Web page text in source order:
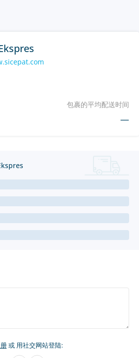
包裹的平均配送时间
—
或 用社交网站登陆: